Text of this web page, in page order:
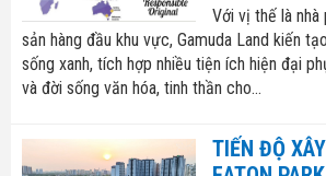
Với vị thế là
sản hàng đầu khu vực, Gamuda Land kiến
sống xanh, tích hợp nhiều tiện ích hiện đại
và đời sống văn hóa, tinh thần cho...
TIẾN ĐỘ